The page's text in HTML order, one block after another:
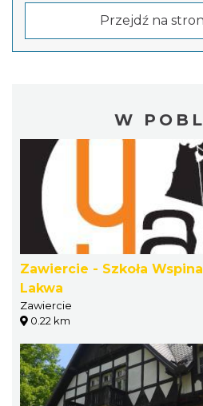
Przejdź na
W
Zawiercie - Szkoła
Lakwa
Zawiercie
0.22 km